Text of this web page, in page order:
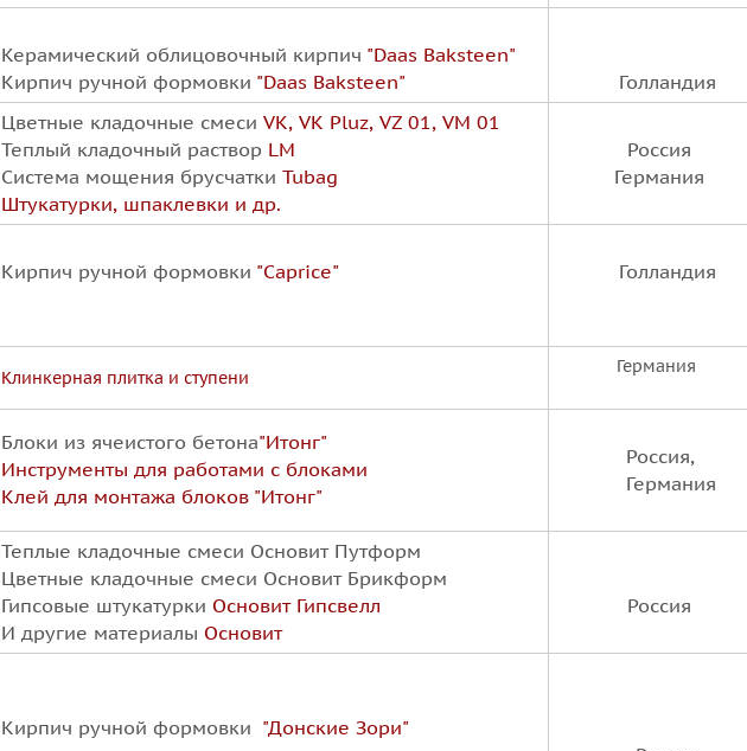
Керамический облицовочный кирпич "Daas Baksteen"
Кирпич ручной формовки "Daas Baksteen" Голландия
Цветные кладочные смеси VK, VK Pluz, VZ 01, VM 01
Теплый кладочный раствор LM
Система мощения брусчатки Tubag
Штукатурки, шпаклевки и др.
Россия
Германия
Кирпич ручной формовки "Caprice" Голландия
Клинкерная плитка и ступени
Германия
Блоки из ячеистого бетона"Итонг"
Инструменты для работами с блоками
Клей для монтажа блоков "Итонг"
Россия,
Германия
Теплые кладочные смеси Основит Путформ
Цветные кладочные смеси Основит Брикформ
Гипсовые штукатурки Основит Гипсвелл
И другие материалы Основит
Россия
Кирпич ручной формовки "Донские Зори"